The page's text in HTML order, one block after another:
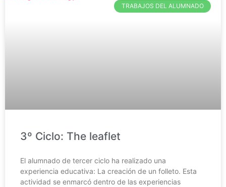
TRABAJOS DEL ALUMNADO
3º Ciclo: The leaflet
El alumnado de tercer ciclo ha realizado una
experiencia educativa: La creación de un folleto. Esta
actividad se enmarcó dentro de las experiencias